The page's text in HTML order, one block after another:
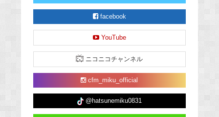
facebook
YouTube
ニコニコチャンネル
cfm_miku_official
@hatsunemiku0831